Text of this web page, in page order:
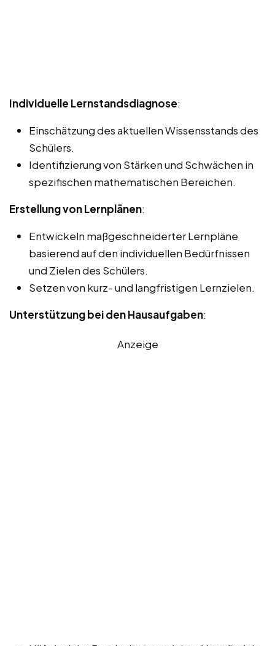
Individuelle Lernstandsdiagnose:
Einschätzung des aktuellen Wissensstands des
Schülers.
Identifizierung von Stärken und Schwächen in
spezifischen mathematischen Bereichen.
Erstellung von Lernplänen:
Entwickeln maßgeschneiderter Lernpläne
basierend auf den individuellen Bedürfnissen
und Zielen des Schülers.
Setzen von kurz- und langfristigen Lernzielen.
Unterstützung bei den Hausaufgaben:
Anzeige